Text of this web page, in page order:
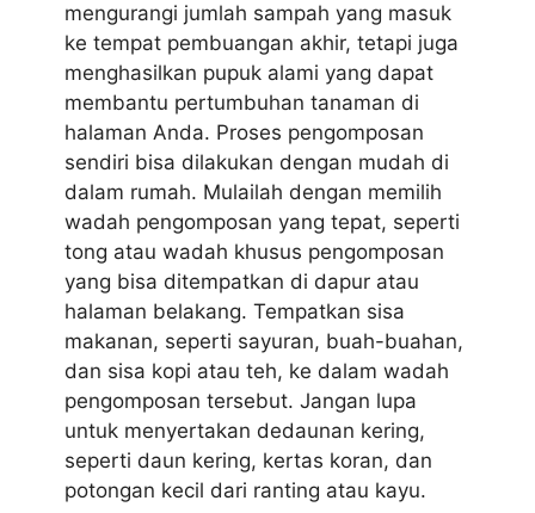
mengurangi jumlah sampah yang masuk
ke tempat pembuangan akhir, tetapi juga
menghasilkan pupuk alami yang dapat
membantu pertumbuhan tanaman di
halaman Anda. Proses pengomposan
sendiri bisa dilakukan dengan mudah di
dalam rumah. Mulailah dengan memilih
wadah pengomposan yang tepat, seperti
tong atau wadah khusus pengomposan
yang bisa ditempatkan di dapur atau
halaman belakang. Tempatkan sisa
makanan, seperti sayuran, buah-buahan,
dan sisa kopi atau teh, ke dalam wadah
pengomposan tersebut. Jangan lupa
untuk menyertakan dedaunan kering,
seperti daun kering, kertas koran, dan
potongan kecil dari ranting atau kayu.